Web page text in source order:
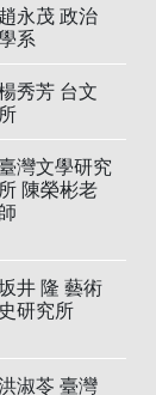
趙永茂 政治
系
秀芳 台文
所
灣文學研究
所 陳榮彬老
師
井 隆 藝術
史研究所
淑苓 臺灣